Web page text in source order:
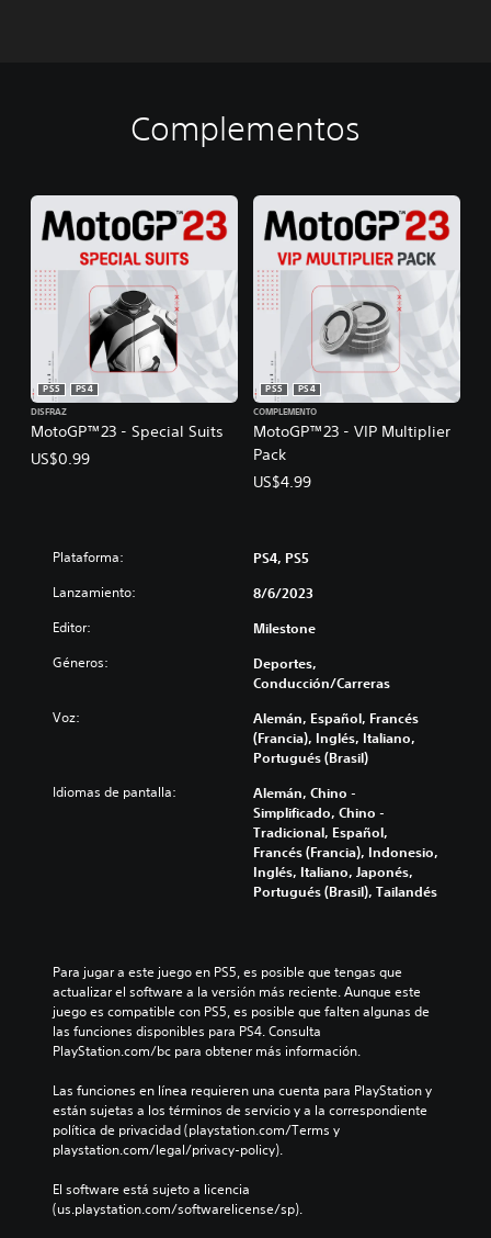
Complementos
MotoGP™23 - Special Suits
PS5
PS4
DISFRAZ
US$0.99
MotoGP™23 - VIP Multiplier
Pack
PS5
PS4
COMPLEMENTO
US$4.99
Plataforma: PS4, PS5
Lanzamiento: 8/6/2023
Editor: Milestone
Géneros:
Deportes,
Conducción/Carreras
Voz:
Alemán, Español, Francés
(Francia), Inglés, Italiano,
Portugués (Brasil)
Idiomas de pantalla:
Alemán, Chino -
Simplificado, Chino -
Tradicional, Español,
Francés (Francia), Indonesio,
Inglés, Italiano, Japonés,
Portugués (Brasil), Tailandés
Para jugar a este juego en PS5, es posible que tengas que
actualizar el software a la versión más reciente. Aunque este
juego es compatible con PS5, es posible que falten algunas de
las funciones disponibles para PS4. Consulta
PlayStation.com/bc para obtener más información.
Las funciones en línea requieren una cuenta para PlayStation y
están sujetas a los términos de servicio y a la correspondiente
política de privacidad (playstation.com/Terms y
playstation.com/legal/privacy-policy).
El software está sujeto a licencia
(us.playstation.com/softwarelicense/sp).